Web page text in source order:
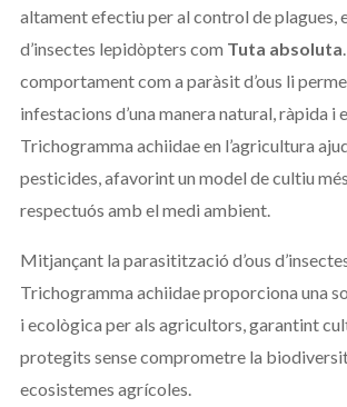
altament efectiu per al control de plagues,
d’insectes lepidòpters com Tuta absoluta
comportament com a paràsit d’ous li
infestacions d’una manera natural, ràpida i
Trichogramma achiidae en l’agricultura
pesticides, afavorint un model de cultiu
respectuós amb el medi ambient.
Mitjançant la parasitització d’ous
Trichogramma achiidae proporciona una
i ecològica per als agricultors, garantint
protegits sense comprometre la
ecosistemes agrícoles.